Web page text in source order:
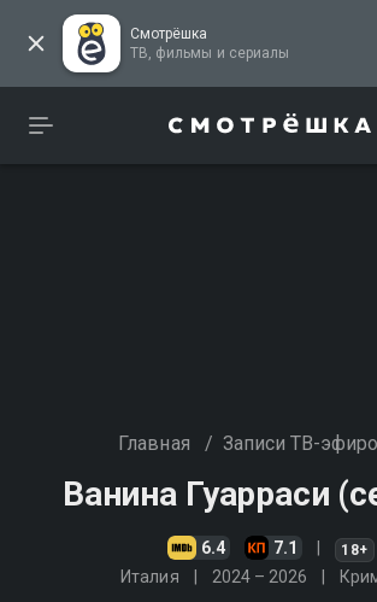
Смотрёшка
ТВ, фильмы и сериалы
Главная / Записи ТВ-
Ванина Гуарраси
6.4 7.1 18+
Италия 2024 – 2026